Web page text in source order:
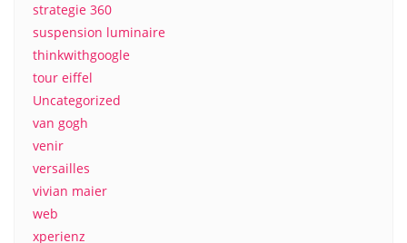
strategie 360
suspension luminaire
thinkwithgoogle
tour eiffel
Uncategorized
van gogh
venir
versailles
vivian maier
web
xperienz